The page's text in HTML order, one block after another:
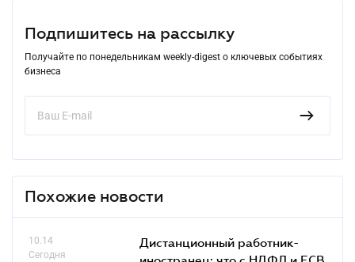
Подпишитесь на рассылку
Получайте по понедельникам weekly-digest о ключевых событиях
бизнеса
Похожие новости
10.14
Сегодня
Дистанционный работник-